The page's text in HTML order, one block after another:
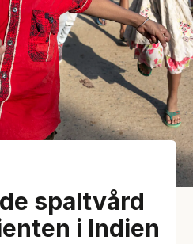
spaltvård
i Indien